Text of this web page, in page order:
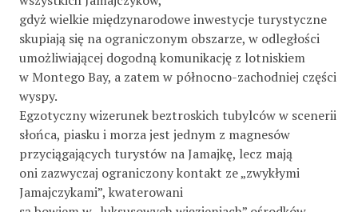
gdyż wielkie międzynarodowe inwestycje turystyczne
skupiają się na ograniczonym obszarze, w odległości
umożliwiającej dogodną komunikację z lotniskiem
w Montego Bay, a zatem w północno-zachodniej części
wyspy.
Egzotyczny wizerunek beztroskich tubylców w scenerii
słońca, piasku i morza jest jednym z magnesów
przyciągających turystów na Jamajkę, lecz mają
oni zazwyczaj ograniczony kontakt ze „zwykłymi
Jamajczykami”, kwaterowani